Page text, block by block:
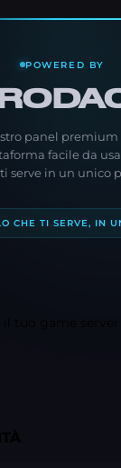
POWERED BY
panel premium
facile da
serve in un unico
CHE TI SERVE, IN